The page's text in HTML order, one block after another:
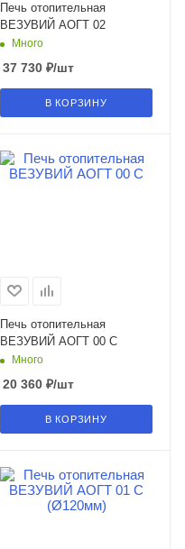
Печь отопительная
ВЕЗУВИЙ АОГТ 02
Много
37 730₽/шт
В КОРЗИНУ
Печь отопительная
ВЕЗУВИЙ АОГТ 00 С
Много
20 360₽/шт
В КОРЗИНУ